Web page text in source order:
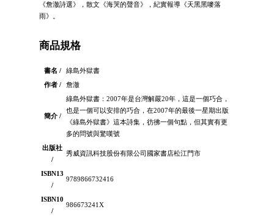
《詹澈詩選》，散文《海哭的聲音》，紀實報導《天黑黑嘜落
雨》。
商品規格
書名 /
綠島外獄書
作者 /
詹澈
簡介 /
綠島外獄書：2007年是台灣解嚴20年，這是一個巧合，
也是一個可以安排的巧合，在2007年的最後一星期出版
《綠島外獄書》這本詩集，彷彿一個句點，但其實有更
多的問號與驚嘆號
出版社
/
秀威資訊科技股份有限公司國家書店松江門市
ISBN13
/
9789866732416
ISBN10
/
986673241X